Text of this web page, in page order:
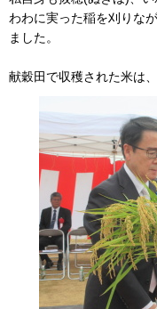
わわに実った稲を刈りな
ました。
献穀田で収穫された米は